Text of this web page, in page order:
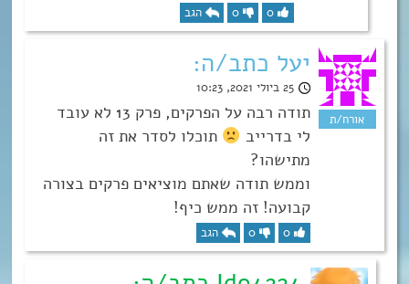
0
0 הגב
יעל כתב/ה:
25 ביולי 2021, 10:23
תודה רבה על הפרקים, פרק 13 לא עובד
לי בדרייב
תוכלו לסדר את זה
מתישהו?
וממש תודה שאתם מוציאים פרקים בצורה
קבועה! זה ממש כיף!
0
0 הגב